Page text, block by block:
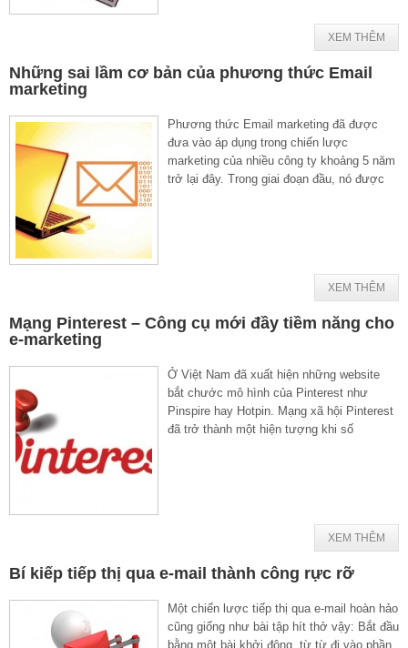
XEM THÊM
Những sai lầm cơ bản của phương thức Email
marketing
Phương thức Email marketing đã được
đưa vào áp dụng trong chiến lược
marketing của nhiều công ty khoảng 5 năm
trở lại đây. Trong giai đoạn đầu, nó được
XEM THÊM
Mạng Pinterest – Công cụ mới đầy tiềm năng cho
e-marketing
Ở Việt Nam đã xuất hiện những website
bắt chước mô hình của Pinterest như
Pinspire hay Hotpin. Mạng xã hội Pinterest
đã trở thành một hiện tượng khi số
XEM THÊM
Bí kiếp tiếp thị qua e-mail thành công rực rỡ
Một chiến lược tiếp thị qua e-mail hoàn hảo
cũng giống như bài tập hít thở vậy: Bắt đầu
bằng một bài khởi động, từ từ đi vào phần